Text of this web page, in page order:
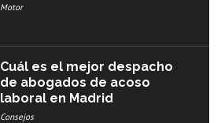
Motor
Cuál es el mejor despacho
de abogados de acoso
laboral en Madrid
Consejos